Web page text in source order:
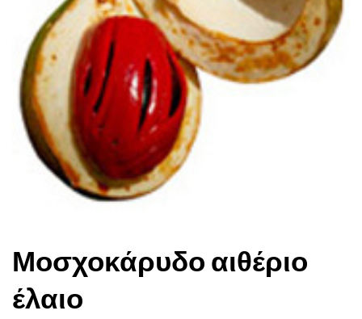
Μοσχοκάρυδο αιθέριο
έλαιο